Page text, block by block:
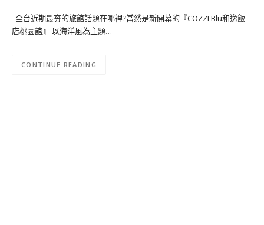
全台近期最夯的旅館話題在哪裡?當然是新開幕的『COZZI Blu和逸飯
店桃園館』 以海洋風為主題…
CONTINUE READING